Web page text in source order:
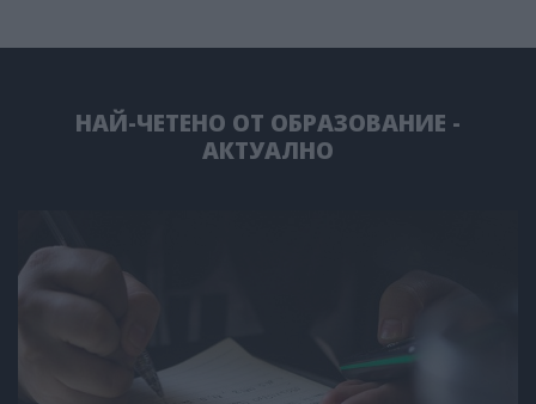
НАЙ-ЧЕТЕНО ОТ ОБРАЗОВАНИЕ -
АКТУАЛНО